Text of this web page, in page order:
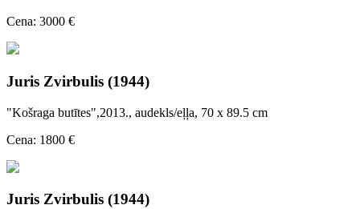
Cena: 3000 €
Juris Zvirbulis (1944)
"Košraga butītes",2013., audekls/eļļa, 70 x 89.5 cm
Cena: 1800 €
Juris Zvirbulis (1944)